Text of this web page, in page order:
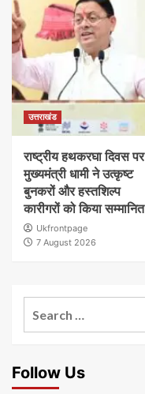
उत्तराखंड
राष्ट्रीय हथकरघा दिवस पर
मुख्यमंत्री धामी ने उत्कृष्ट
बुनकरों और हस्तशिल्प
कारीगरों को किया सम्मानित
Ukfrontpage
7 August 2026
Follow Us